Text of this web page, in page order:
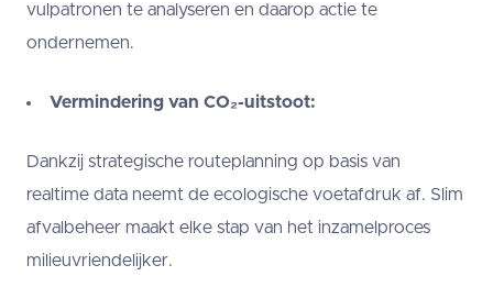
vulpatronen te analyseren en daarop actie te
ondernemen.
Vermindering van CO₂-uitstoot:
Dankzij strategische routeplanning op basis van
realtime data neemt de ecologische voetafdruk af. Slim
afvalbeheer maakt elke stap van het inzamelproces
milieuvriendelijker.